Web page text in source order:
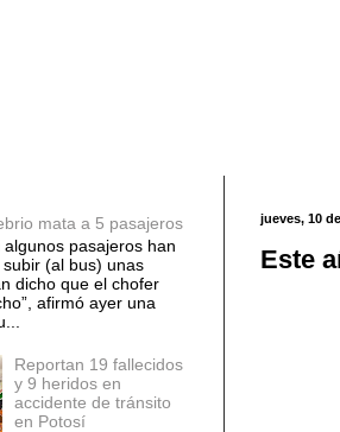
jueves, 10
Este
mata a 5 pasajeros
algunos pasajeros han
(al bus) unas
dicho que el chofer
afirmó ayer una
Reportan 19 fallecidos
y 9 heridos en
accidente de tránsito
en Potosí